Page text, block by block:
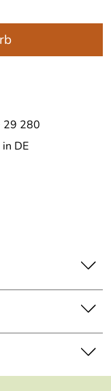
29 280
DE
in grau, 2-
und zum
ultimative Serie
Alle
sodass